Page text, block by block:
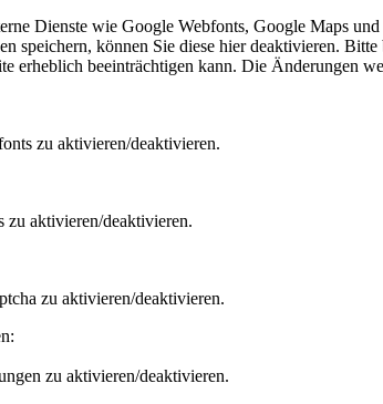
Dienste wie Google Webfonts, Google Maps
speichern, können Sie diese hier deaktivieren.
erheblich beeinträchtigen kann. Die Änderungen
zu aktivieren/deaktivieren.
aktivieren/deaktivieren.
zu aktivieren/deaktivieren.
zu aktivieren/deaktivieren.